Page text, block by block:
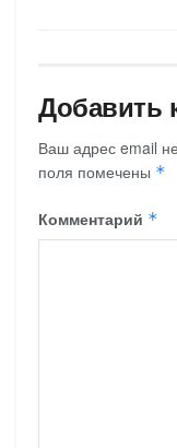
Добавить
Ваш адрес email
поля помечены *
Комментарий *